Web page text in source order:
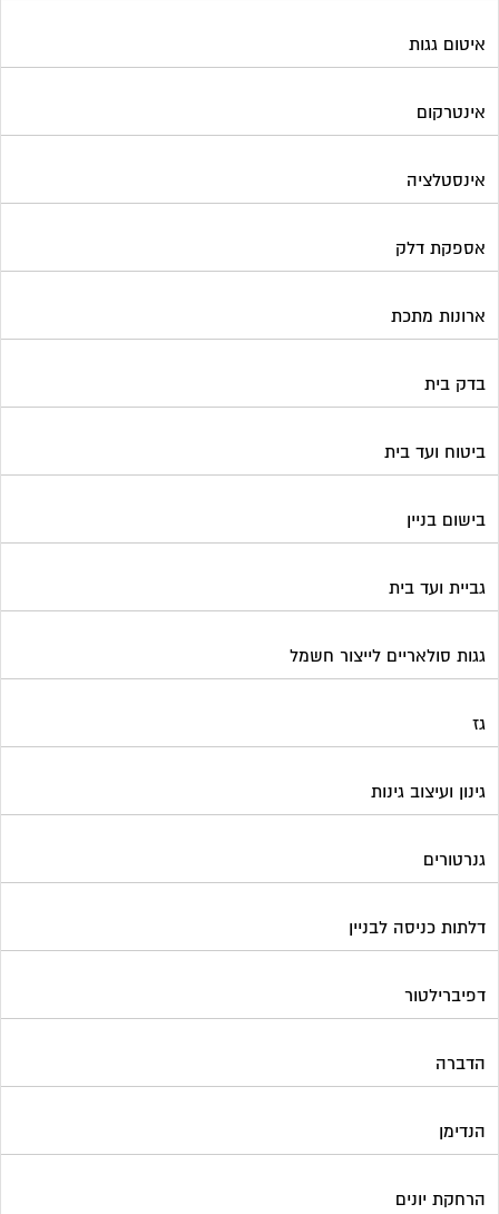
איטום גגות
אינטרקום
אינסטלציה
אספקת דלק
ארונות מתכת
בדק בית
ביטוח ועד בית
בישום בניין
גביית ועד בית
גגות סולאריים לייצור חשמל
גז
גינון ועיצוב גינות
גנרטורים
דלתות כניסה לבניין
דפיברילטור
הדברה
הנדימן
הרחקת יונים